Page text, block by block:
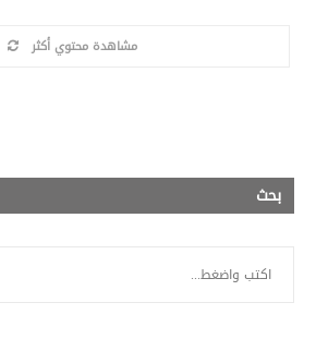
مشاهدة محتوي أكثر
بحث